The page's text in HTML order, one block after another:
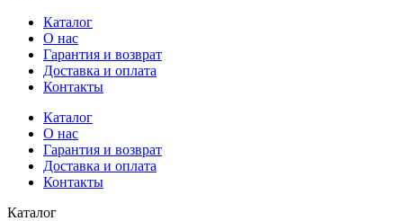
Каталог
О нас
Гарантия и возврат
Доставка и оплата
Контакты
Каталог
О нас
Гарантия и возврат
Доставка и оплата
Контакты
Каталог